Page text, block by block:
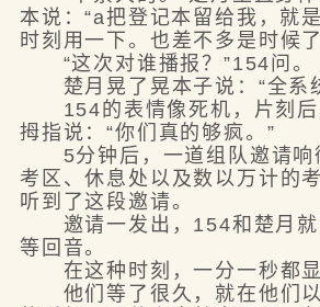
本说：“a把登记本留给我，就
时刻用一下。也差不多是时候
“这次对谁播报？”154问。
楚月晃了晃本子说：“全系
154的表情像死机，片刻后
拇指说：“你们真的够疯。”
5分钟后，一道组队邀请响
考区、休息处以及数以万计的
听到了这段邀请。
邀请一发出，154和楚月就
等回音。
在这种时刻，一分一秒都显
他们等了很久，就在他们以